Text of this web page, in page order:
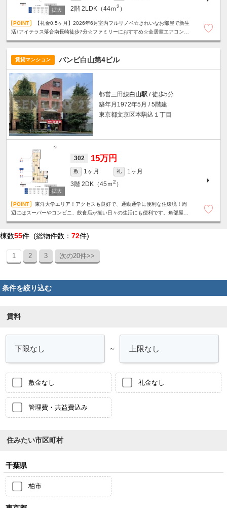
2階 2LDK（44ｍ2 ）
【礼金0.5ヶ月】2026年6月室内フルリノベ☆きれいなお部屋で新生
活♪アイテラス落合南長崎徒歩7分☆ファミリーにおすすめ☆全居室エアコン付
賃貸マンション バンビ白山第4ビル
都営三田線白山駅 / 徒歩5分
築年月1972年5月 / 5階建
東京都文京区本駒込１丁目
302 15万円
敷 1ヶ月 礼
1ヶ月
3階 2DK（45ｍ2 ）
東洋大学エリア！アクセスも良好で、通勤通学に便利な住環境！周
辺にはスーパーやコンビニ、飲食店が揃い日々の生活にも便利です。角部屋
棟数55件 (総物件数： 72件)
1 2 3 次の20件>>
条件を絞り込む
賃料
～
敷金なし 礼金なし
管理費・共益費込み
住みたい市区町村
千葉県
柏市